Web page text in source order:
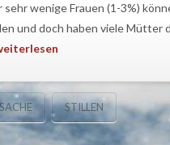
sehr wenige Frauen (1-3%)
und doch haben viele Mütter
STILLEN